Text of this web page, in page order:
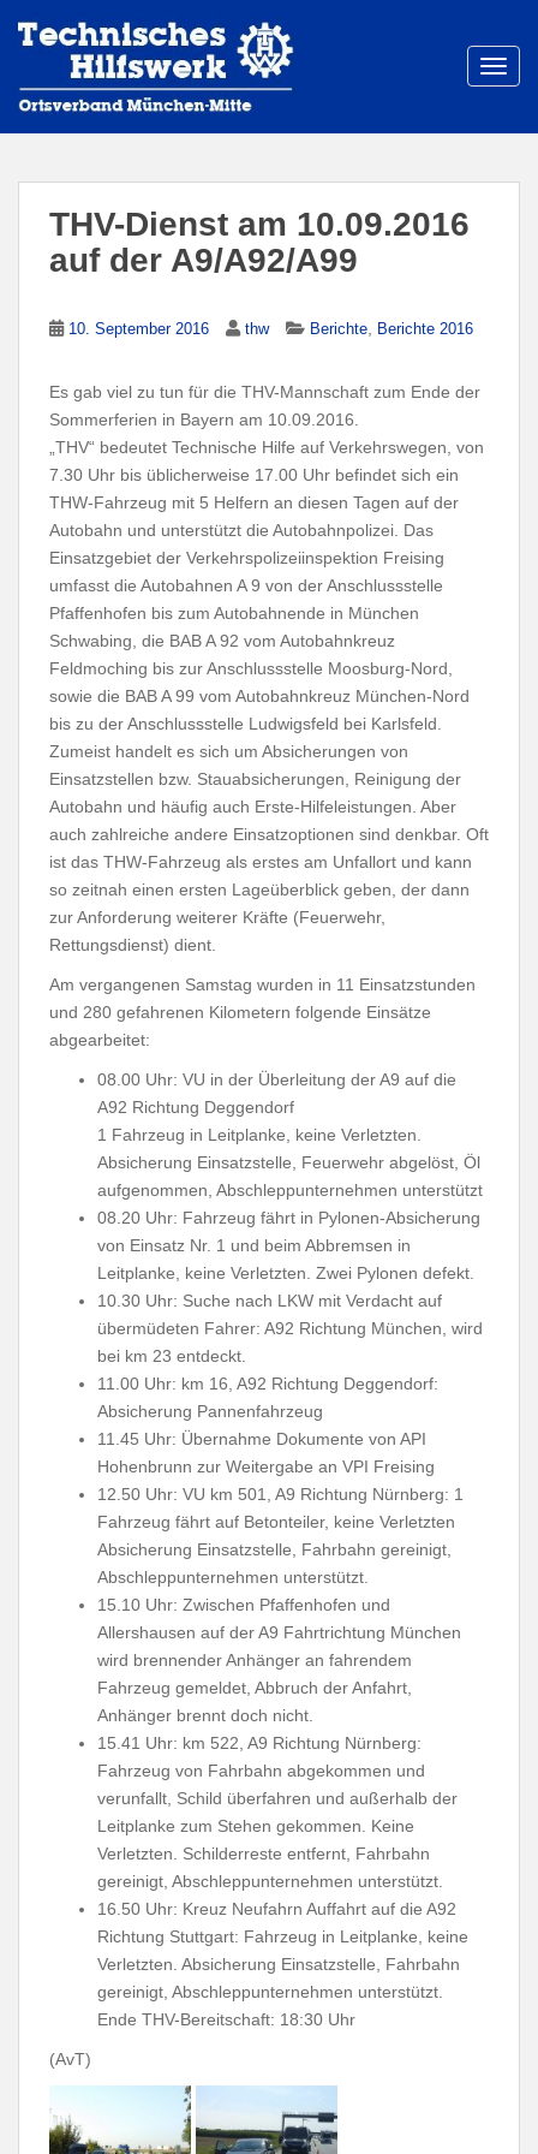
THV-Dienst am 10.09.2016
auf der A9/A92/A99
10. September 2016 thw Berichte Berichte 2016
Es gab viel zu tun für die THV-Mannschaft zum Ende der
Sommerferien in Bayern am 10.09.2016.
„THV“ bedeutet Technische Hilfe auf Verkehrswegen, von
7.30 Uhr bis üblicherweise 17.00 Uhr befindet sich ein
THW-Fahrzeug mit 5 Helfern an diesen Tagen auf der
Autobahn und unterstützt die Autobahnpolizei. Das
Einsatzgebiet der Verkehrspolizeiinspektion Freising
umfasst die Autobahnen A 9 von der Anschlussstelle
Pfaffenhofen bis zum Autobahnende in München
Schwabing, die BAB A 92 vom Autobahnkreuz
Feldmoching bis zur Anschlussstelle Moosburg-Nord,
sowie die BAB A 99 vom Autobahnkreuz München-Nord
bis zu der Anschlussstelle Ludwigsfeld bei Karlsfeld.
Zumeist handelt es sich um Absicherungen von
Einsatzstellen bzw. Stauabsicherungen, Reinigung der
Autobahn und häufig auch Erste-Hilfeleistungen. Aber
auch zahlreiche andere Einsatzoptionen sind denkbar. Oft
ist das THW-Fahrzeug als erstes am Unfallort und kann
so zeitnah einen ersten Lageüberblick geben, der dann
zur Anforderung weiterer Kräfte (Feuerwehr,
Rettungsdienst) dient.
Am vergangenen Samstag wurden in 11 Einsatzstunden
und 280 gefahrenen Kilometern folgende Einsätze
abgearbeitet:
08.00 Uhr: VU in der Überleitung der A9 auf die
A92 Richtung Deggendorf
1 Fahrzeug in Leitplanke, keine Verletzten.
Absicherung Einsatzstelle, Feuerwehr abgelöst, Öl
aufgenommen, Abschleppunternehmen unterstützt
08.20 Uhr: Fahrzeug fährt in Pylonen-Absicherung
von Einsatz Nr. 1 und beim Abbremsen in
Leitplanke, keine Verletzten. Zwei Pylonen defekt.
10.30 Uhr: Suche nach LKW mit Verdacht auf
übermüdeten Fahrer: A92 Richtung München, wird
bei km 23 entdeckt.
11.00 Uhr: km 16, A92 Richtung Deggendorf:
Absicherung Pannenfahrzeug
11.45 Uhr: Übernahme Dokumente von API
Hohenbrunn zur Weitergabe an VPI Freising
12.50 Uhr: VU km 501, A9 Richtung Nürnberg: 1
Fahrzeug fährt auf Betonteiler, keine Verletzten
Absicherung Einsatzstelle, Fahrbahn gereinigt,
Abschleppunternehmen unterstützt.
15.10 Uhr: Zwischen Pfaffenhofen und
Allershausen auf der A9 Fahrtrichtung München
wird brennender Anhänger an fahrendem
Fahrzeug gemeldet, Abbruch der Anfahrt,
Anhänger brennt doch nicht.
15.41 Uhr: km 522, A9 Richtung Nürnberg:
Fahrzeug von Fahrbahn abgekommen und
verunfallt, Schild überfahren und außerhalb der
Leitplanke zum Stehen gekommen. Keine
Verletzten. Schilderreste entfernt, Fahrbahn
gereinigt, Abschleppunternehmen unterstützt.
16.50 Uhr: Kreuz Neufahrn Auffahrt auf die A92
Richtung Stuttgart: Fahrzeug in Leitplanke, keine
Verletzten. Absicherung Einsatzstelle, Fahrbahn
gereinigt, Abschleppunternehmen unterstützt.
Ende THV-Bereitschaft: 18:30 Uhr
(AvT)